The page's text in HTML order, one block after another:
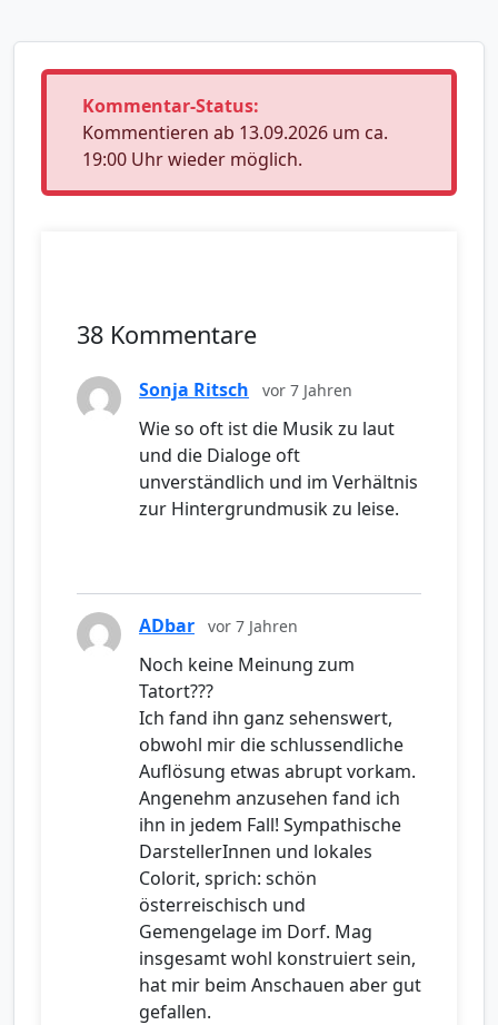
Kommentar-Status:
Kommentieren ab 13.09.2026 um ca.
19:00 Uhr wieder möglich.
38 Kommentare
Sonja Ritsch vor 7 Jahren
Wie so oft ist die Musik zu laut
und die Dialoge oft
unverständlich und im Verhältnis
zur Hintergrundmusik zu leise.
ADbar vor 7 Jahren
Noch keine Meinung zum
Tatort???
Ich fand ihn ganz sehenswert,
obwohl mir die schlussendliche
Auflösung etwas abrupt vorkam.
Angenehm anzusehen fand ich
ihn in jedem Fall! Sympathische
DarstellerInnen und lokales
Colorit, sprich: schön
österreischisch und
Gemengelage im Dorf. Mag
insgesamt wohl konstruiert sein,
hat mir beim Anschauen aber gut
gefallen.